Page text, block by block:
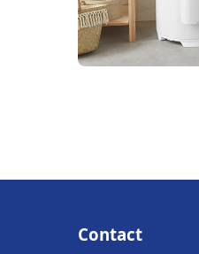
Contact